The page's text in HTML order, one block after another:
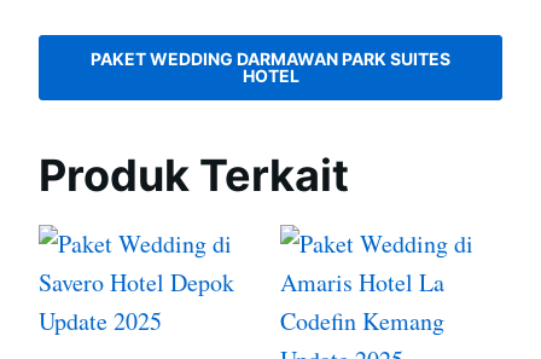
PAKET WEDDING DARMAWAN PARK SUITES
HOTEL
Produk Terkait